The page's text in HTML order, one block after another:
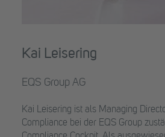
Kai Leisering
EQS Group AG
Kai Leisering ist als Managing
Compliance bei der EQS Group